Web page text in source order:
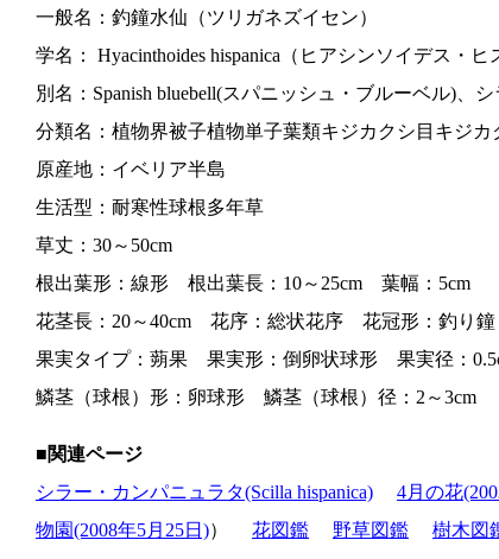
一般名：釣鐘水仙（ツリガネズイセン）
学名： Hyacinthoides hispanica（ヒアシンソイデス・ヒ
別名：Spanish bluebell(スパニッシュ・ブルーベル)、
分類名：植物界被子植物単子葉類キジカクシ目キジ
原産地：イベリア半島
生活型：耐寒性球根多年草
草丈：30～50cm
根出葉形：線形 根出葉長：10～25cm 葉幅：5cm
花茎長：20～40cm 花序：総状花序 花冠形：釣り
果実タイプ：蒴果 果実形：倒卵状球形 果実径：
鱗茎（球根）形：卵球形 鱗茎（球根）径：2～3cm
■関連ページ
シラー・カンパニュラタ(Scilla hispanica)
4月の花
物園(2008年5月25日)） 花図鑑 野草図鑑 樹木図